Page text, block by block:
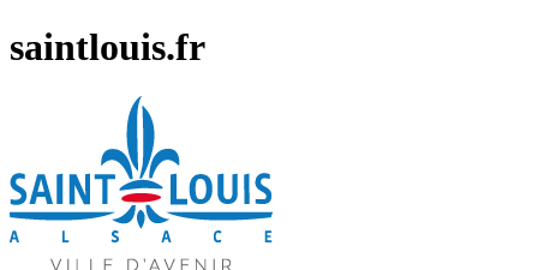
saintlouis.fr